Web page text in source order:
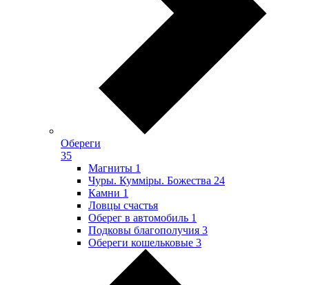
Обереги
35
Магниты 1
Чуры. Куммiры. Божества 24
Камни 1
Ловцы счастья
Оберег в автомобиль 1
Подковы благополучия 3
Обереги кошельковые 3